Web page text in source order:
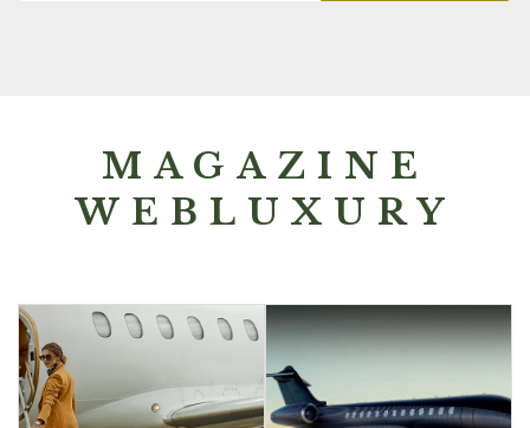
MAGAZINE
WEBLUXURY